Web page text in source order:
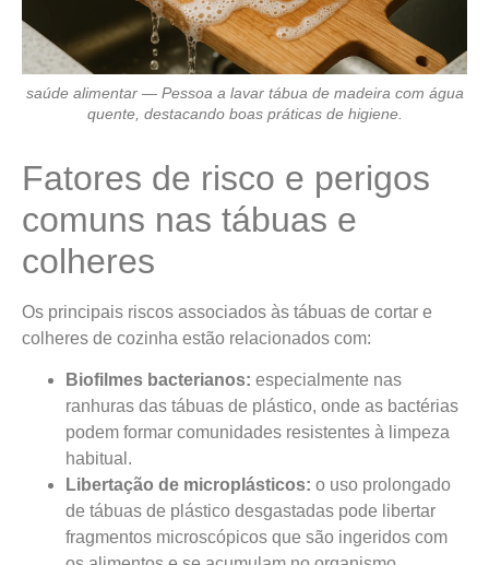
saúde alimentar — Pessoa a lavar tábua de madeira com água
quente, destacando boas práticas de higiene.
Fatores de risco e perigos
comuns nas tábuas e
colheres
Os principais riscos associados às tábuas de cortar e
colheres de cozinha estão relacionados com:
Biofilmes bacterianos: especialmente nas
ranhuras das tábuas de plástico, onde as bactérias
podem formar comunidades resistentes à limpeza
habitual.
Libertação de microplásticos: o uso prolongado
de tábuas de plástico desgastadas pode libertar
fragmentos microscópicos que são ingeridos com